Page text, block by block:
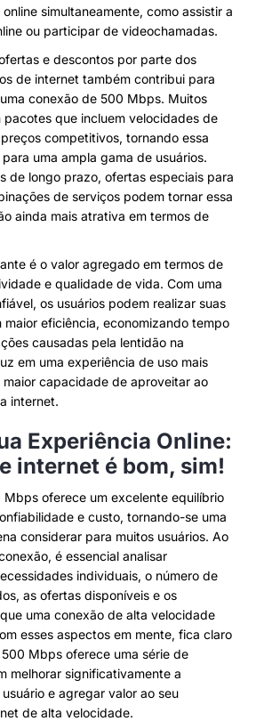
simultaneamente, como assistir a
ou participar de videochamadas.
e descontos por parte dos
de internet também contribui para
conexão de 500 Mbps. Muitos
que incluem velocidades de
competitivos, tornando essa
uma ampla gama de usuários.
de longo prazo, ofertas especiais para
de serviços podem tornar essa
ainda mais atrativa em termos de
é o valor agregado em termos de
e qualidade de vida. Com uma
os usuários podem realizar suas
maior eficiência, economizando tempo
causadas pela lentidão na
em uma experiência de uso mais
maior capacidade de aproveitar ao
internet.
Experiência Online:
internet é bom, sim!
Mbps oferece um excelente equilíbrio
e custo, tornando-se uma
considerar para muitos usuários. Ao
é essencial analisar
individuais, o número de
as ofertas disponíveis e os
uma conexão de alta velocidade
esses aspectos em mente, fica claro
Mbps oferece uma série de
melhorar significativamente a
e agregar valor ao seu
de alta velocidade.